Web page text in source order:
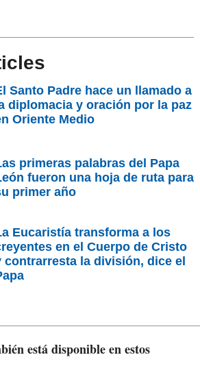
Santo Padre hace un llamado a
diplomacia y oración por la paz
Oriente Medio
primeras palabras del Papa
fueron una hoja de ruta para
primer año
Eucaristía transforma a los
en el Cuerpo de Cristo
contrarresta la división, dice el
está disponible en estos